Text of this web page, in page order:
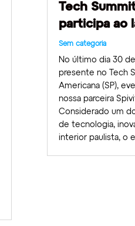
Tech
participa ao
Sem categoria
No último dia 30
presente no Tech
Americana (SP),
nossa parceira
Considerado um
de tecnologia,
interior paulista, o